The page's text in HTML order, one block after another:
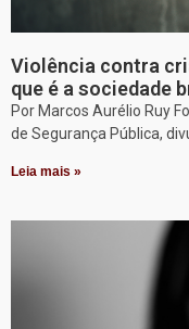
Violência contra
que é a sociedade
Por Marcos Aurélio Ruy
de Segurança Pública,
Leia mais »